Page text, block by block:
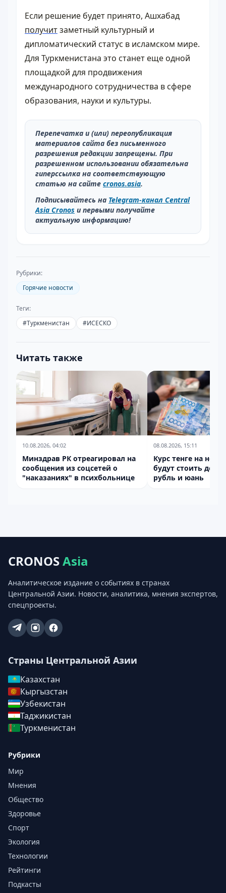
Если решение будет принято, Ашхабад
получитзаметный культурный и
дипломатический статус в исламском мире.
Для Туркменистана это станет еще одной
площадкой для продвижения
международного сотрудничества в сфере
образования, науки и культуры.
Перепечатка и (или) переопубликация
материалов сайта без письменного
разрешения редакции запрещены. При
разрешенном использовании обязательна
гиперссылка на соответствующую
статью на сайте cronos.asia.
Подписывайтесь на Telegram-канал Central
Asia Cronos и первыми получайте
актуальную информацию!
Рубрики:
Горячие новости
Теги:
#Туркменистан #ИСЕСКО
Читать также
10.08.2026, 04:02
Минздрав РК отреагировал на
сообщения из соцсетей о
"наказаниях" в психбольнице
08.08.2026, 15:11
Курс тенге на
будут стоить
рубль и юань
CRONOSAsia
Аналитическое издание о событиях в странах
Центральной Азии. Новости, аналитика, мнения экспертов,
спецпроекты.
Страны Центральной Азии
Казахстан
Кыргызстан
Узбекистан
Таджикистан
Туркменистан
Рубрики
Мир
Мнения
Общество
Здоровье
Спорт
Экология
Технологии
Рейтинги
Подкасты